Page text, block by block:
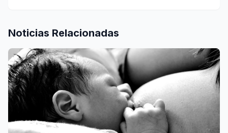
Noticias Relacionadas